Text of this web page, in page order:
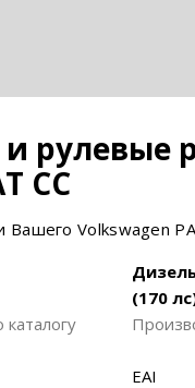
рулевые
CC
Volkswagen
(170
EAI